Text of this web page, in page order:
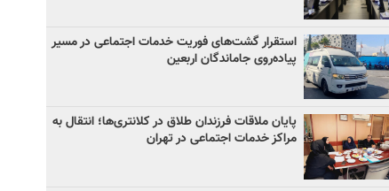
استقرار گشت‌های فوریت خدمات اجتماعی در مسیر
پیاده‌روی جاماندگان اربعین
پایان ملاقات فرزندان طلاق در کلانتری‌ها؛ انتقال به
مراکز خدمات اجتماعی در تهران